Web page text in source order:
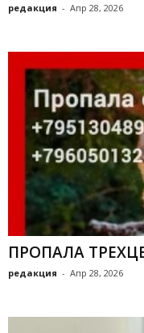
редакция - Апр 28, 2026
ПРОПАЛА
редакция - Апр 28, 2026